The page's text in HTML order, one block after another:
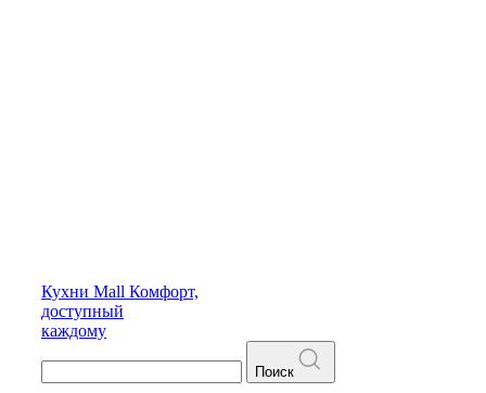
Кухни Mall Комфорт,
доступный
каждому
Поиск